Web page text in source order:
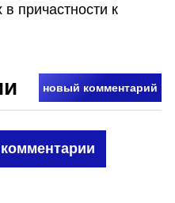
причастности к
новый комментарий